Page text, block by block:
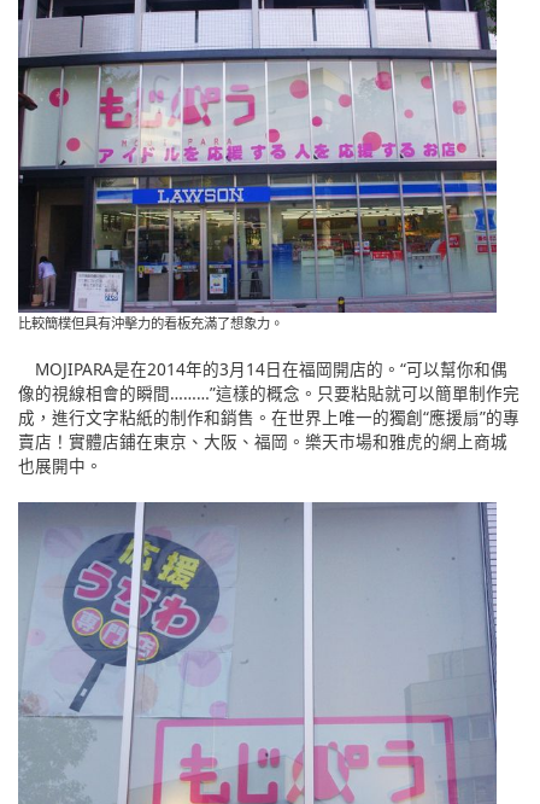
比較簡樸但具有沖擊力的看板充滿了想象力。
MOJIPARA是在2014年的3月14日在福岡開店的。“可以幫你和偶
像的視線相會的瞬間………”這樣的概念。只要粘貼就可以簡單制作完
成，進行文字粘紙的制作和銷售。在世界上唯一的獨創“應援扇”的專
賣店！實體店鋪在東京、大阪、福岡。樂天市場和雅虎的網上商城
也展開中。